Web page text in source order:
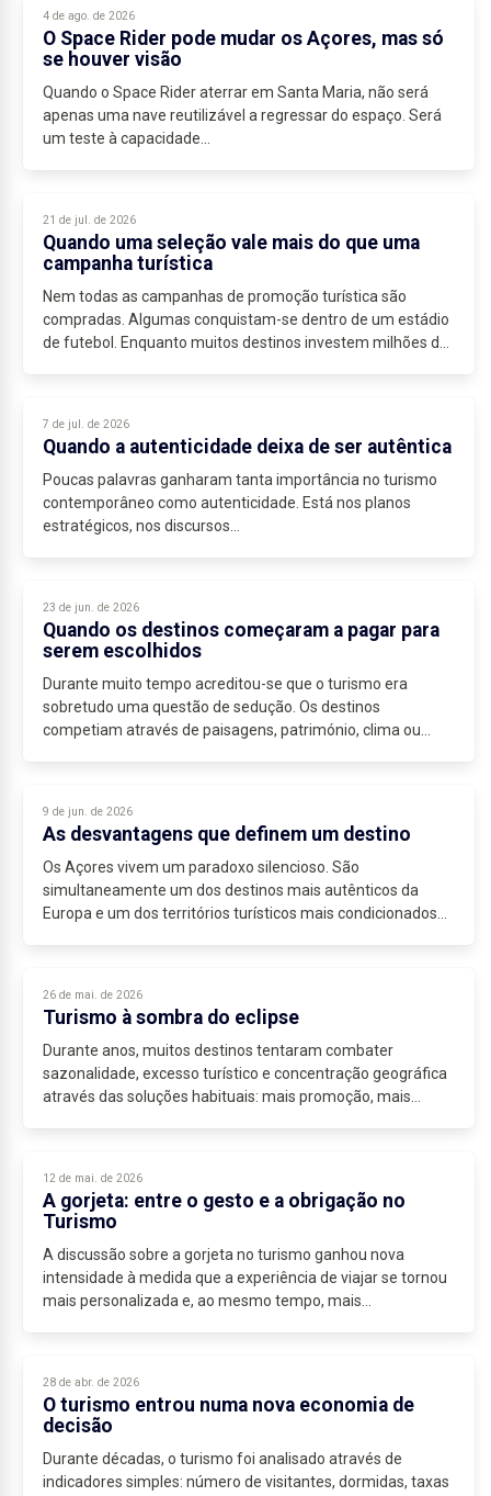
4 de ago. de 2026
O Space Rider pode mudar os Açores, mas só
se houver visão
Quando o Space Rider aterrar em Santa Maria, não será
apenas uma nave reutilizável a regressar do espaço. Será
um teste à capacidade...
21 de jul. de 2026
Quando uma seleção vale mais do que uma
campanha turística
Nem todas as campanhas de promoção turística são
compradas. Algumas conquistam-se dentro de um estádio
de futebol. Enquanto muitos destinos investem milhões de
7 de jul. de 2026
Quando a autenticidade deixa de ser autêntica
Poucas palavras ganharam tanta importância no turismo
contemporâneo como autenticidade. Está nos planos
estratégicos, nos discursos...
23 de jun. de 2026
Quando os destinos começaram a pagar para
serem escolhidos
Durante muito tempo acreditou-se que o turismo era
sobretudo uma questão de sedução. Os destinos
competiam através de paisagens, património, clima ou
9 de jun. de 2026
As desvantagens que definem um destino
Os Açores vivem um paradoxo silencioso. São
simultaneamente um dos destinos mais autênticos da
Europa e um dos territórios turísticos mais condicionados
26 de mai. de 2026
Turismo à sombra do eclipse
Durante anos, muitos destinos tentaram combater
sazonalidade, excesso turístico e concentração geográfica
através das soluções habituais: mais promoção, mais
12 de mai. de 2026
A gorjeta: entre o gesto e a obrigação no
Turismo
A discussão sobre a gorjeta no turismo ganhou nova
intensidade à medida que a experiência de viajar se tornou
mais personalizada e, ao mesmo tempo, mais
28 de abr. de 2026
O turismo entrou numa nova economia de
decisão
Durante décadas, o turismo foi analisado através de
indicadores simples: número de visitantes, dormidas, taxas